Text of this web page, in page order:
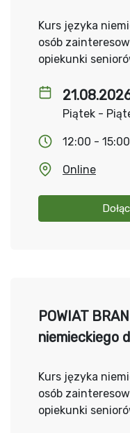
Piątek -
12:00 - 15:00
Online
Kurs języka
osób
opiekunki
POWIAT
niemieckiego
Kurs języka
osób
opiekunki